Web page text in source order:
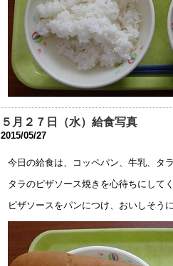
2021年9月 9日 17:45
二学期当初の対応について
2021年8月26日 09:56
欠席・遅刻連絡フォームについて
運動会実施案内
2020年10月16日 13:54
2020年7月20日 08:53
令和2年度 卒業生行事中止の案
５月２７日（水）給食写真
2015/05/27
今日の給食は、コッペパン、牛乳、タ
タラのピザソース焼きを心待ちにして
ピザソースをパンにつけ、おいしそう